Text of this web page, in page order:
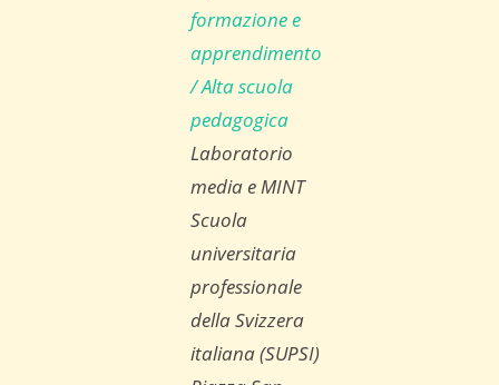
formazione e
apprendimento
/ Alta scuola
pedagogica
Laboratorio
media e MINT
Scuola
universitaria
professionale
della Svizzera
italiana (SUPSI)